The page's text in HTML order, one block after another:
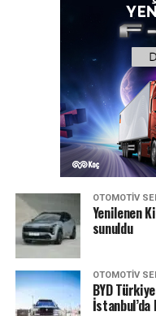
OTOMOTIV
Yenilenen
sunuldu
OTOMOTIV
BYD
İstanbul’da